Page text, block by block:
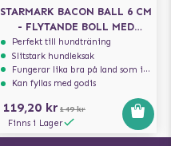
STARMARK BACON BALL 6 CM
- FLYTANDE BOLL MED
BACONDOFT
Perfekt till hundträning
Slitstark hundleksak
Fungerar lika bra på land som i vatten
Kan fyllas med godis
119,20 kr 149 kr
Finns i Lager